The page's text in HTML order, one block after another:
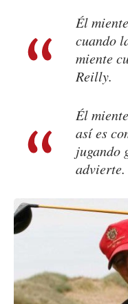
Él
cuando
miente
Reilly.
Él
así es
jugando
advierte.